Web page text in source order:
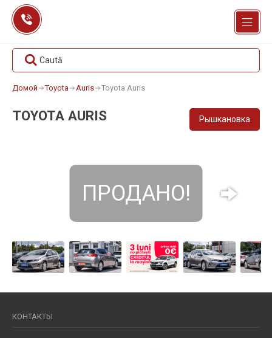
Перейти
содержанию
Caută
Домой Toyota Auris Toyota Auris
TOYOTA AURIS Рышкановка
ПРОДАНО!
КОНТАКТЫ